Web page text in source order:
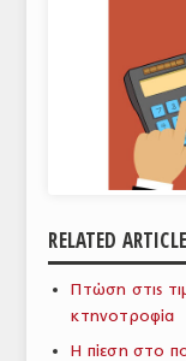
ΕΥΡΩΠΑΪΚΕΣ
ΕΜΠΟΡΙΚΟΣ
ΠΑΡΑΓΩΓΗ & ΕΜΠΟΡΙΑ
ΣΦΑΓΕΙΑ
RELATED
Πτώση στις
κτηνοτροφία
Η πίεση στο